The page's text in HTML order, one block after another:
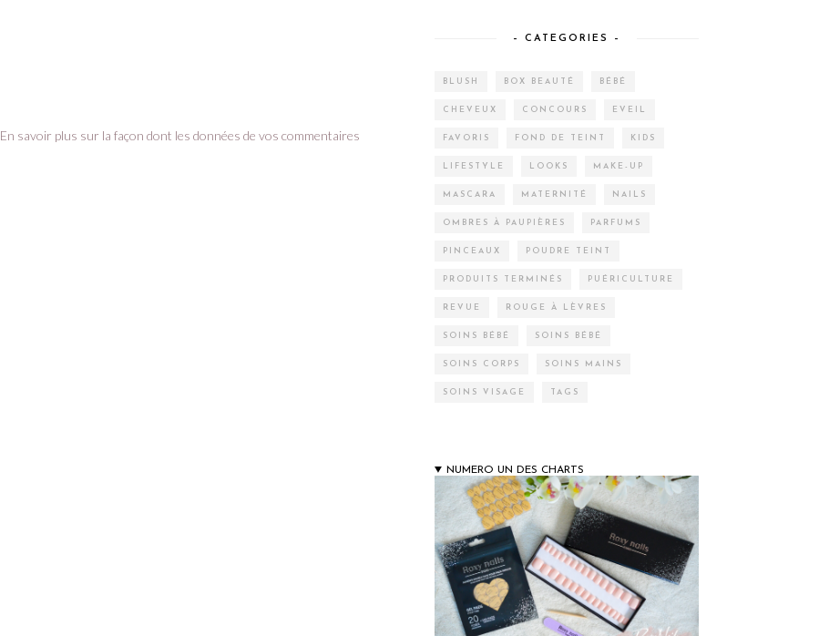
En savoir plus sur la façon dont les données de vos commentaires
– CATEGORIES –
BLUSH BOX BEAUTÉ BÉBÉ
CHEVEUX CONCOURS EVEIL
FAVORIS FOND DE TEINT KIDS
LIFESTYLE LOOKS MAKE-UP
MASCARA MATERNITÉ NAILS
OMBRES À PAUPIÈRES PARFUMS
PINCEAUX POUDRE TEINT
PRODUITS TERMINÉS PUÉRICULTURE
REVUE ROUGE À LÈVRES
SOINS BÉBÉ SOINS BÉBÉ
SOINS CORPS SOINS MAINS
SOINS VISAGE TAGS
NUMERO UN DES CHARTS